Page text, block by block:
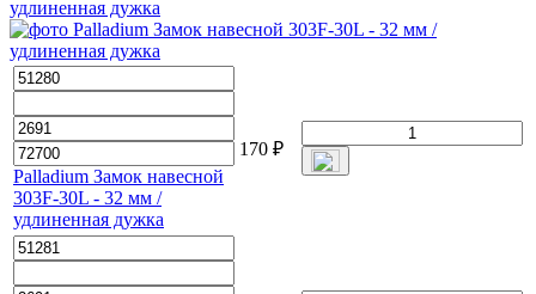
Palladium Замок навесной
303F-30L - 32 мм /
удлиненная дужка
170 ₽